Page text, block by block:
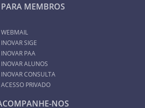
PARA MEMBROS
WEBMAIL
INOVAR SIGE
INOVAR PAA
INOVAR ALUNOS
INOVAR CONSULTA
ACESSO PRIVADO
NOS